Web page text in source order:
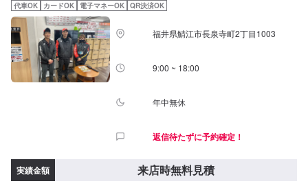
代車OK カードOK 電子マネーOK QR決済OK
福井県鯖江市長泉寺町2丁目1003
9:00 ~ 18:00
年中無休
返信待たずに予約確定！
実績金額 来店時無料見積